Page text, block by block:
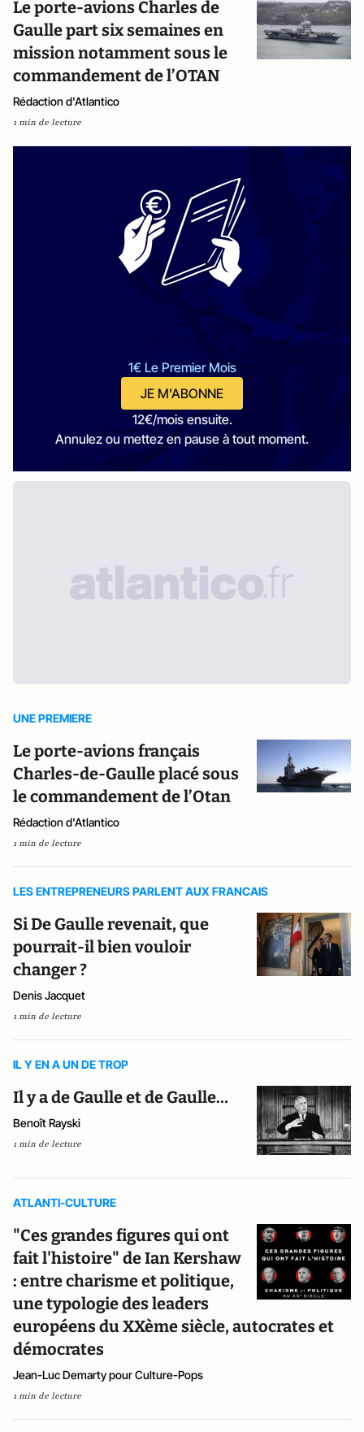
Le porte-avions Charles de
Gaulle part six semaines en
mission notamment sous le
commandement de l’OTAN
Rédaction d'Atlantico
1 min de lecture
1€ Le Premier Mois
JE M'ABONNE
12€/mois ensuite.
Annulez ou mettez en pause à tout moment.
UNE PREMIERE
Le porte-avions français
Charles-de-Gaulle placé sous
le commandement de l’Otan
Rédaction d'Atlantico
1 min de lecture
LES ENTREPRENEURS PARLENT AUX FRANCAIS
Si De Gaulle revenait, que
pourrait-il bien vouloir
changer ?
Denis Jacquet
1 min de lecture
IL Y EN A UN DE TROP
Il y a de Gaulle et de Gaulle…
Benoît Rayski
1 min de lecture
ATLANTI-CULTURE
"Ces grandes figures qui ont
fait l'histoire" de Ian Kershaw
: entre charisme et politique,
une typologie des leaders
européens du XXème siècle, autocrates et
démocrates
Jean-Luc Demarty pour Culture-Pops
1 min de lecture